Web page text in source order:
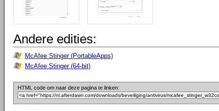
Andere edities:
McAfee Stinger (PortableApps)
McAfee Stinger (64-bit)
HTML code om naar deze pagina te linken: